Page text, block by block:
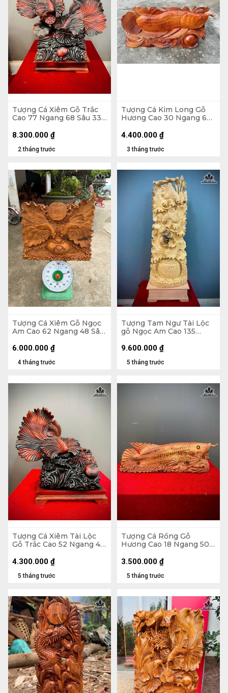
Tượng Cá Xiêm Gỗ Trắc
Cao 77 Ngang 68 Sâu 33
2 tháng trước
8.300.000 ₫
Tượng Cá Kim Long Gỗ
Hương Cao 30 Ngang 66
3 tháng trước
4.400.000 ₫
Tượng Cá Xiêm Gỗ Ngọc
Am Cao 62 Ngang 48 Sâu
4 tháng trước
6.000.000 ₫
Tượng Tam Ngư Tài Lộc
gỗ Ngọc Am Cao 135
5 tháng trước
9.600.000 ₫
Tượng Cá Xiêm Tài Lộc
Gỗ Trắc Cao 52 Ngang 48
5 tháng trước
4.300.000 ₫
Tượng Cá Rồng Gỗ
Hương Cao 18 Ngang 50
5 tháng trước
3.500.000 ₫